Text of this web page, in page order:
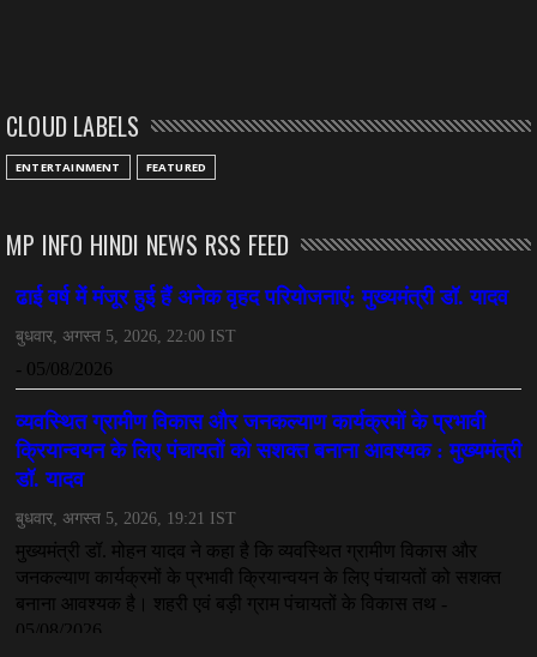
CLOUD LABELS
ENTERTAINMENT FEATURED
MP INFO HINDI NEWS RSS FEED